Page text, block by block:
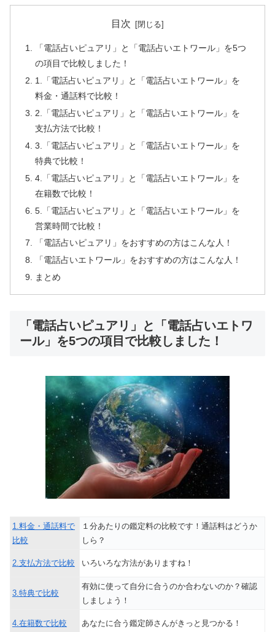
目次
「電話占いピュアリ」と「電話占いエトワール」を5つ
の項目で比較しました！
1.「電話占いピュアリ」と「電話占いエトワール」を
料金・通話料で比較！
2.「電話占いピュアリ」と「電話占いエトワール」を
支払方法で比較！
3.「電話占いピュアリ」と「電話占いエトワール」を
特典で比較！
4.「電話占いピュアリ」と「電話占いエトワール」を
在籍数で比較！
5.「電話占いピュアリ」と「電話占いエトワール」を
営業時間で比較！
「電話占いピュアリ」をおすすめの方はこんな人！
「電話占いエトワール」をおすすめの方はこんな人！
まとめ
「電話占いピュアリ」と「電話占いエトワ
ール」を5つの項目で比較しました！
1.料金・通話料で
比較
１分あたりの鑑定料の比較です！通話料はどうか
しら？
2.支払方法で比較 いろいろな方法がありますね！
3.特典で比較
有効に使って自分に合うのか合わないのか？確認
しましょう！
4.在籍数で比較 あなたに合う鑑定師さんがきっと見つかる！